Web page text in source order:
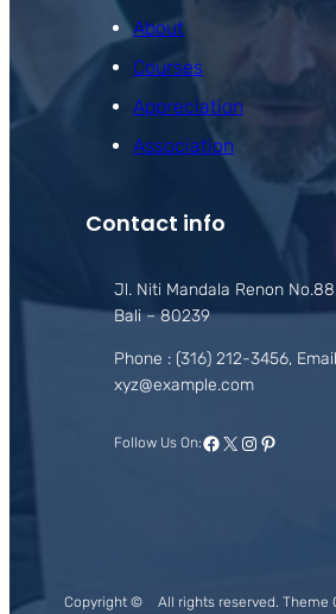
About
Courses
Appreciation
Association
Contact info
Jl. Niti Mandala Renon
Bali – 80239
Phone : (316) 212-3456,
xyz@example.com
Follow Us On:Facebook
X Instagram
Pinterest
Copyright ©
All rights reserved. Theme